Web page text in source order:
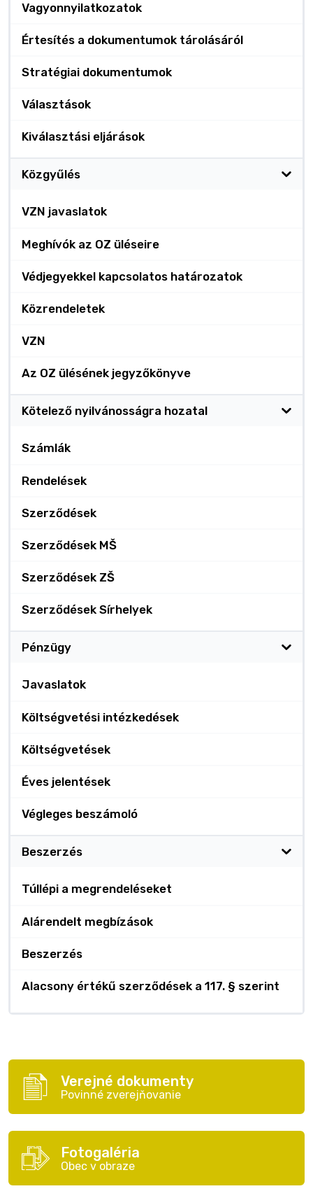
Vagyonnyilatkozatok
Értesítés a dokumentumok tárolásáról
Stratégiai dokumentumok
Választások
Kiválasztási eljárások
Közgyűlés
VZN javaslatok
Meghívók az OZ üléseire
Védjegyekkel kapcsolatos határozatok
Közrendeletek
VZN
Az OZ ülésének jegyzőkönyve
Kötelező nyilvánosságra hozatal
Számlák
Rendelések
Szerződések
Szerződések MŠ
Szerződések ZŠ
Szerződések Sírhelyek
Pénzügy
Javaslatok
Költségvetési intézkedések
Költségvetések
Éves jelentések
Végleges beszámoló
Beszerzés
Túllépi a megrendeléseket
Alárendelt megbízások
Beszerzés
Alacsony értékű szerződések a 117. § szerint
Verejné dokumenty
Povinné zverejňovanie
Fotogaléria
Obec v obraze